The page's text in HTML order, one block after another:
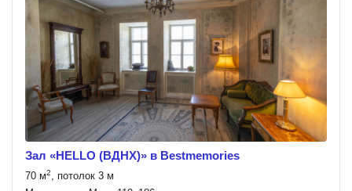
Зал «HELLO (ВДНХ)» в Bestmemories
70 м2, потолок 3 м